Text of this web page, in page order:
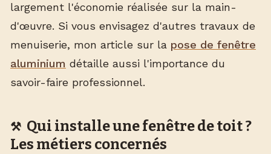
largement l'économie réalisée sur la main-
d'œuvre. Si vous envisagez d'autres travaux de
menuiserie, mon article sur la pose de fenêtre
aluminium détaille aussi l'importance du
savoir-faire professionnel.
Qui installe une fenêtre de toit ?
Les métiers concernés